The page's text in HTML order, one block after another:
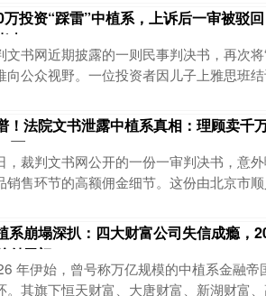
步瓦解：2023年1-3月：中植系风险全面
兑付乱象。某关联集团旗下多家分公司高
操作，涉及人数多、资金规模庞大；此外
关高管也参与提前兑付，累计金额达2.37亿
万投资“踩雷”中植系，上诉后一审被驳
南
文书网近期披露的一则民事判决书，再次将
向公众视野。一位投资者因儿子上雅思班
顾问夫妇告上法庭，然而一审诉讼请求却
发生了什么？又给所有投资者敲响了哪些
的“高收益”陷阱，400万投入终成泡影这场
一次偶然的人际关系交集。原告文某因儿
！法院文书泄露中植系真相：理顾卖千
万
，裁判文书网公开的一份一审判决书，意
销售环节的高额佣金细节。这份由北京市
，更让公众看清了中植系产品背后的激
万产品，到手佣金高达47.58万元。核
佣金47.58万怎么来？该判决书披露的案例
的佣金体系十分明确：客户打款
系崩塌深扒：四大财富公司失信成瘾，
付无门
年伊始，曾号称万亿规模的中植系金融帝
。其旗下恒天财富、大唐财富、新湖财富